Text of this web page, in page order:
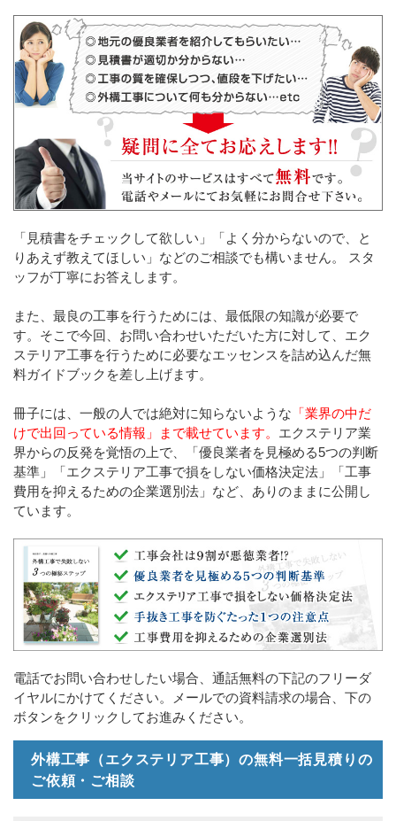
「見積書をチェックして欲しい」「よく分からないので、と
りあえず教えてほしい」などのご相談でも構いません。 スタ
ッフが丁寧にお答えします。
また、最良の工事を行うためには、最低限の知識が必要で
す。そこで今回、お問い合わせいただいた方に対して、エク
ステリア工事を行うために必要なエッセンスを詰め込んだ無
料ガイドブックを差し上げます。
冊子には、一般の人では絶対に知らないような 「業界の中だ
けで出回っている情報」まで載せています。 エクステリア業
界からの反発を覚悟の上で、「優良業者を見極める5つの判断
基準」「エクステリア工事で損をしない価格決定法」「工事
費用を抑えるための企業選別法」など、ありのままに公開し
ています。
電話でお問い合わせしたい場合、通話無料の下記のフリーダ
イヤルにかけてください。メールでの資料請求の場合、下の
ボタンをクリックしてお進みください。
外構工事（エクステリア工事）の無料一括見積りの
ご依頼・ご相談